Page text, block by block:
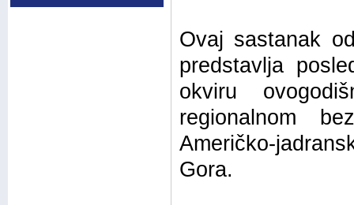
Ovaj sastanak
predstavlja
okviru
regionalnom
Američko-
Gora.